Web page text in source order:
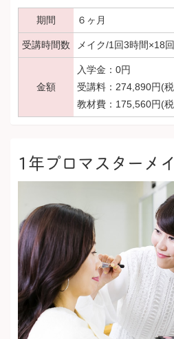
期間 ６ヶ月
受講時間数 メイク/1回3時間×18
金額
入学金：0円
受講料：274,890円(
教材費：175,560円(
1年プロマスターメ